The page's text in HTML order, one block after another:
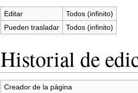
Editar
Todos (infinito)
Pueden trasladar
Todos (infinito)
Historial de
Creador de la página